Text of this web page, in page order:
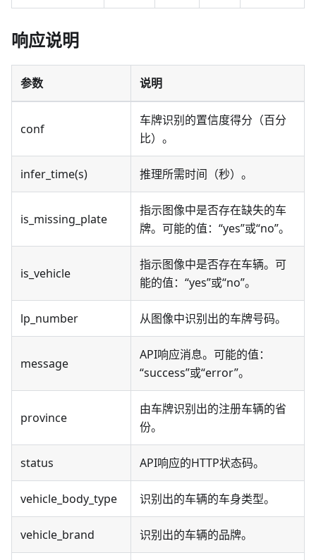
响应说明
参数 说明
conf
车牌识别的置信度得分（百分
比）。
infer_time(s) 推理所需时间（秒）。
is_missing_plate
指示图像中是否存在缺失的车
牌。可能的值：“yes”或“no”。
is_vehicle
指示图像中是否存在车辆。可
能的值：“yes”或“no”。
lp_number 从图像中识别出的车牌号码。
message
API响应消息。可能的值：
“success”或“error”。
province
由车牌识别出的注册车辆的省
份。
status API响应的HTTP状态码。
vehicle_body_type 识别出的车辆的车身类型。
vehicle_brand 识别出的车辆的品牌。